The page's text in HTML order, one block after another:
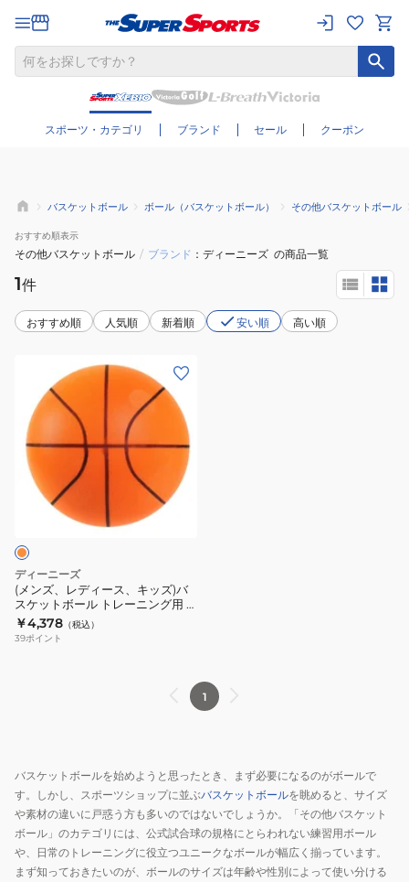
スポーツ・カテゴリ ブランド セール クーポン
さらに絞り込む
バスケットボール ボール（バスケットボール） その他バスケットボール
おすすめ順表示
その他バスケットボール / ブランド ディーニーズ の商品一覧
1件
おすすめ順 人気順 新着順 安い順 高い順
ズ、
レ
デ
キ
ッ
ズ)
バ
ス
ト
レ
ー
ニ
ン
ディーニーズ
(メンズ、レディース、キッズ)バ
スケットボール トレーニング用 7
号 ルームバスケットボール 練習
用 静音 静か うるさくない 室内
￥4,378 （税込）
39ポイント
1
バスケットボールを始めようと思ったとき、まず必要になるのがボールで
す。しかし、スポーツショップに並ぶバスケットボールを眺めると、サイズ
や素材の違いに戸惑う方も多いのではないでしょうか。「その他バスケット
ボール」のカテゴリには、公式試合球の規格にとらわれない練習用ボール
や、日常のトレーニングに役立つユニークなボールが幅広く揃っています。
まず知っておきたいのが、ボールのサイズは年齢や性別によって使い分ける